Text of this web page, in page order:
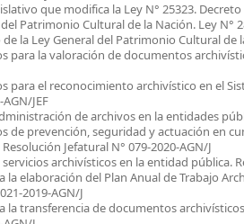
que modifica la Ley N° 25323.
Patrimonio Cultural de la Nación. Ley N°
la Ley General del Patrimonio Cultural de
para la valoración de documentos
para el reconocimiento archivístico en el
JEF
de archivos en la entidades
de prevención, seguridad y actuación en
Jefatural N° 079-2020-AGN/J
archivísticos en la entidad pública.
la elaboración del Plan Anual de Trabajo
2019-AGN/J
la transferencia de documentos